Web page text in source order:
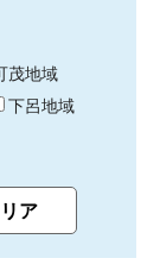
茂地域
下呂地域